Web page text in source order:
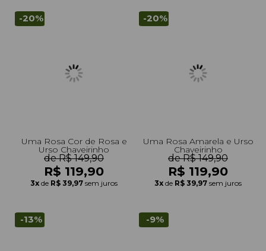
-20%
Uma Rosa Cor de Rosa e
Urso Chaveirinho
de R$ 149,90
R$ 119,90
3x de R$ 39,97 sem juros
-20%
Uma Rosa Amarela e Urso
Chaveirinho
de R$ 149,90
R$ 119,90
3x de R$ 39,97 sem juros
-13% -9%